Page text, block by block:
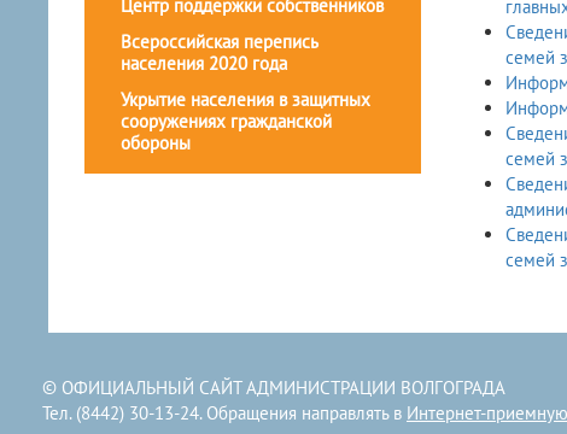
Центр поддержки собственников
Всероссийская перепись
населения 2020 года
Укрытие населения в защитных
сооружениях гражданской
обороны
семей
семей
семей
© ОФИЦИАЛЬНЫЙ САЙТ АДМИНИСТРАЦИИ ВОЛГОГРАДА
Тел. (8442) 30-13-24. Обращения направлять в Интернет-приемную